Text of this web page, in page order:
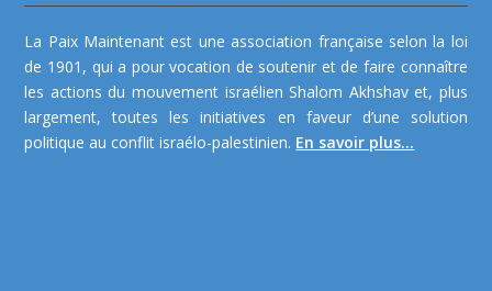
La Paix Maintenant est une association française selon la loi
de 1901, qui a pour vocation de soutenir et de faire connaître
les actions du mouvement israélien Shalom Akhshav et, plus
largement, toutes les initiatives en faveur d’une solution
politique au conflit israélo-palestinien. En savoir plus...